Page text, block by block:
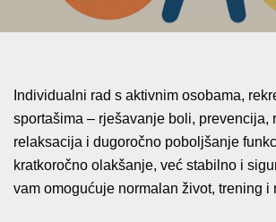
Individualni rad s aktivnim osobama,
sportašima – rješavanje boli, prevencija,
relaksacija i dugoročno poboljšanje
kratkoročno olakšanje, već stabilno i
vam omogućuje normalan život, trening i